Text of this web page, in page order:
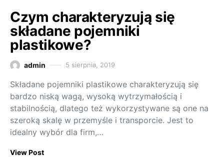
Czym charakteryzują się
składane pojemniki
plastikowe?
admin 5 sierpnia, 2019
Składane pojemniki plastikowe charakteryzują się
bardzo niską wagą, wysoką wytrzymałością i
stabilnością, dlatego też wykorzystywane są one na
szeroką skalę w przemyśle i transporcie. Jest to
idealny wybór dla firm,…
View Post